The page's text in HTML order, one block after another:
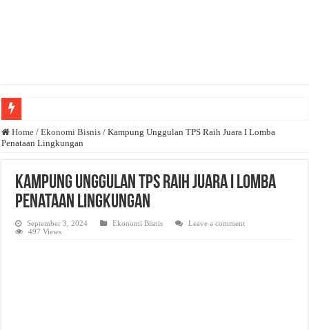
Anda butuh promosi usaha? Kontak ke Email redaksi@bisnisnasional.com
Dibutuhkan Marketing. Lamaran di-email ke redaksi@bisnisnasional.com
Home / Ekonomi Bisnis / Kampung Unggulan TPS Raih Juara I Lomba
Penataan Lingkungan
Kampung Unggulan TPS Raih Juara I Lomba
Penataan Lingkungan
September 3, 2024 Ekonomi Bisnis
Leave a comment
497 Views